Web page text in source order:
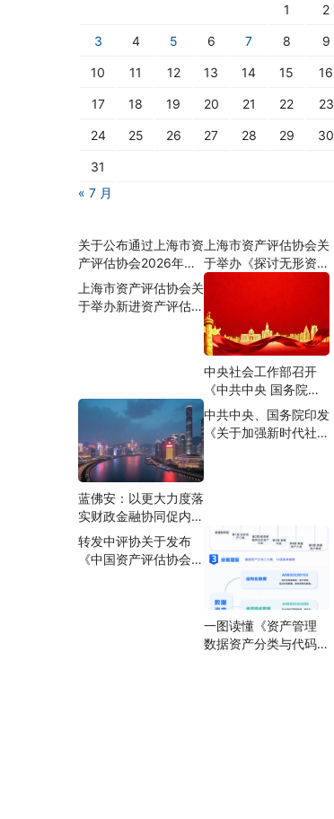
1 2
3 4 5 6 7 8 9
10 11 12 13 14 15 16
17 18 19 20 21 22 23
24 25 26 27 28 29 30
31
« 7 月
关于公布通过上海市资
产评估协会2026年会
员资格年检名单的通知
上海市资产评估协会关
于举办《探讨无形资
源、资质对企业价值的
活动的通知
上海市资产评估协会关
于举办新进资产评估师
中央社会工作部召开
《中共中央 国务院关
于加强新时代社会工作
的意见》学习贯彻工作
部署推进会
蓝佛安：以更大力度落
实财政金融协同促内需
一揽子政策
中共中央、国务院印发
《关于加强新时代社会
转发中评协关于发布
《中国资产评估协会关
一图读懂《资产管理
数据资产分类与代码》